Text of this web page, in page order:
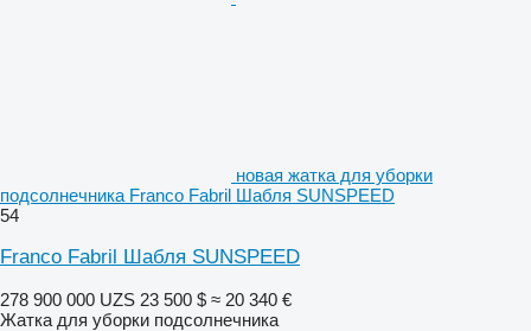
новая жатка для уборки
подсолнечника Franco Fabril Шабля SUNSPEED
54
Franco Fabril Шабля SUNSPEED
278 900 000 UZS 23 500 $ ≈ 20 340 €
Жатка для уборки подсолнечника